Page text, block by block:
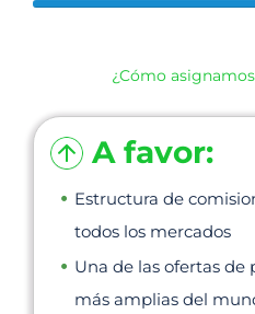
A favor:
Estructura de
todos los mercados
Una de las ofertas de
más amplias del
¿Cómo